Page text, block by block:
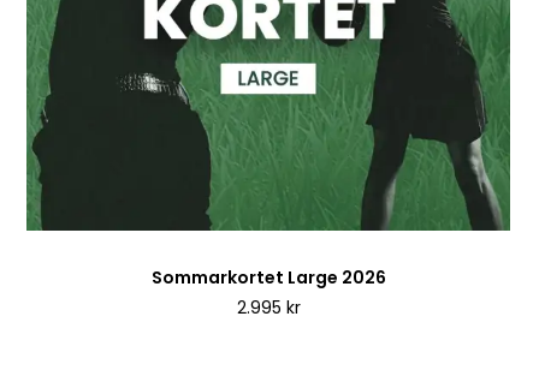
Sommarkortet Large 2026
2.995 kr